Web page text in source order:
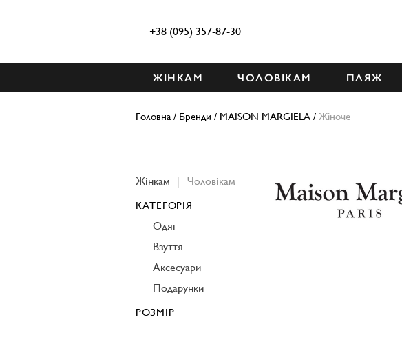
+38 (095) 357-87-30
ЖІНКАМ ЧОЛОВІКАМ ПЛЯЖ
Головна / Бренди / MAISON MARGIELA / Жіноче
Жінкам Чоловікам
КАТЕГОРІЯ
Одяг
Взуття
Аксесуари
Подарунки
РОЗМІР